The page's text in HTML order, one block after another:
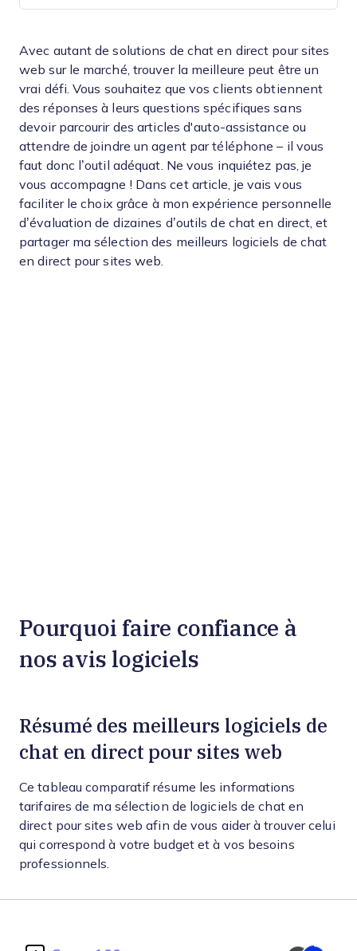
Avec autant de solutions de chat en direct pour sites
web sur le marché, trouver la meilleure peut être un
vrai défi. Vous souhaitez que vos clients obtiennent
des réponses à leurs questions spécifiques sans
devoir parcourir des articles d'auto-assistance ou
attendre de joindre un agent par téléphone – il vous
faut donc l’outil adéquat. Ne vous inquiétez pas, je
vous accompagne ! Dans cet article, je vais vous
faciliter le choix grâce à mon expérience personnelle
d’évaluation de dizaines d’outils de chat en direct, et
partager ma sélection des meilleurs logiciels de chat
en direct pour sites web.
Pourquoi faire confiance à
nos avis logiciels
Résumé des meilleurs logiciels de
chat en direct pour sites web
Ce tableau comparatif résume les informations
tarifaires de ma sélection de logiciels de chat en
direct pour sites web afin de vous aider à trouver celui
qui correspond à votre budget et à vos besoins
professionnels.